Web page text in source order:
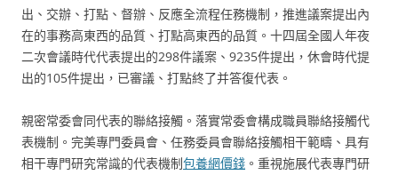
出、交辦、打點、督辦、反應全流程任務機制，推進議案提出內
在的事務高東西的品質、打點高東西的品質。十四屆全國人年夜
二次會議時代代表提出的298件議案、9235件提出，休會時代提
出的105件提出，已審議、打點終了并答復代表。
親密常委會同代表的聯絡接觸。落實常委會構成職員聯絡接觸代
表機制。完美專門委員會、任務委員會聯絡接觸相干範疇、具有
相干專門研究常識的代表機制包養網價錢 。重視施展代表專門研